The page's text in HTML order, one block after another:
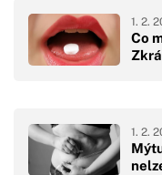
Co
1. 2.
1. 2.